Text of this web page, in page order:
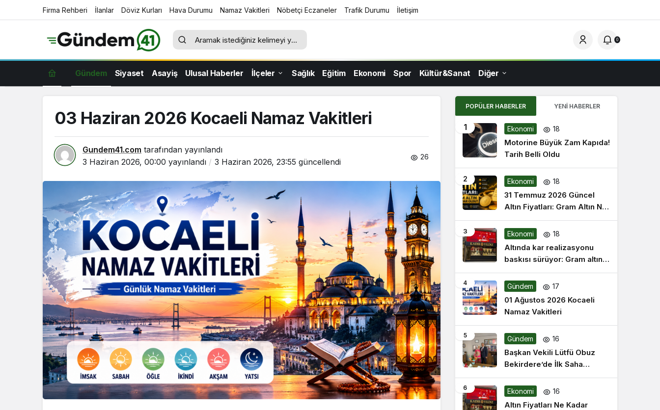
Firma Rehberi İlanlar Döviz Kurları Hava Durumu Namaz Vakitleri Nöbetçi Eczaneler Trafik Durumu İletişim
0
Gündem Siyaset Asayiş Ulusal Haberler İlçeler Sağlık Eğitim Ekonomi Spor Kültür&Sanat Diğer
03 Haziran 2026 Kocaeli Namaz Vakitleri
Gundem41.com tarafından yayınlandı
3 Haziran 2026, 00:00 yayınlandı 3 Haziran 2026, 23:55 güncellendi
26
POPÜLER HABERLER YENI HABERLER
1 Ekonomi 18
Motorine Büyük Zam Kapıda!
Tarih Belli Oldu
2 Ekonomi 18
31 Temmuz 2026 Güncel
Altın Fiyatları: Gram Altın Ne
Kadar Oldu?
3 Ekonomi 18
Altında kar realizasyonu
baskısı sürüyor: Gram altın 6
bin 228 liradan satılıyor
4 Gündem 17
01 Ağustos 2026 Kocaeli
Namaz Vakitleri
5 Gündem 16
Başkan Vekili Lütfü Obuz
Bekirdere’de İlk Saha
Mesaisine Başladı
6 Ekonomi 16
Altın Fiyatları Ne Kadar